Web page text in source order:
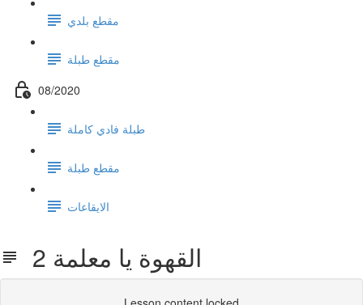
مقطع بلدي
مقطع طبلة
08/2020
طبلة فادي كاملة
مقطع طبلة
الايقاعات
القهوة يا معلمة 2